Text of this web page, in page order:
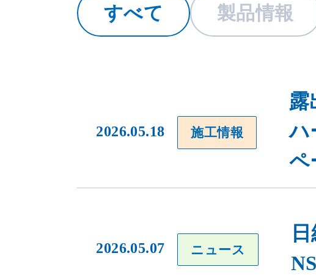
すべて 製品情報
2026.05.18 施工情報
露
ハ
ペ
2026.05.07 ニュース